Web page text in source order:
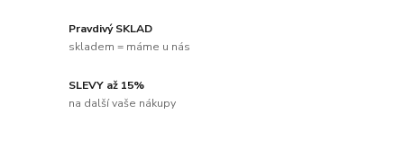
Pravdivý SKLAD
skladem = máme u nás
SLEVY až 15%
na další vaše nákupy